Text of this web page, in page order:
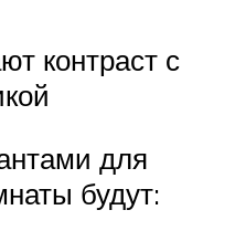
контраст с
для
будут: